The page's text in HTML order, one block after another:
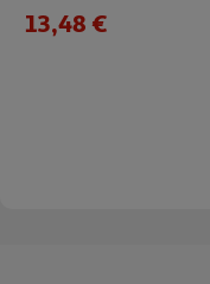
13,48 €